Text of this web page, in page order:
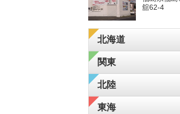
舘62-4
北海道
関東
北陸
東海